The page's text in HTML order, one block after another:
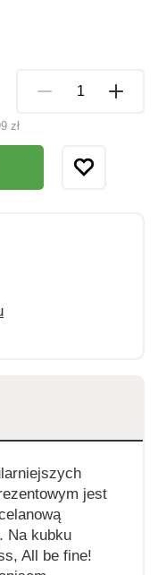
zł
jest
Na kubku
All be fine!